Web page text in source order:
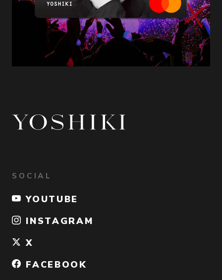
SOCIAL
YOUTUBE
INSTAGRAM
X
FACEBOOK